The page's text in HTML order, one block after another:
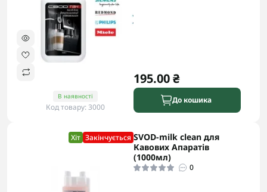
В наявності
Код товару: 3000
195.00 ₴
До кошика
Хіт Закінчується SVOD-milk clean для
Кавових Апаратів
(1000мл)
0